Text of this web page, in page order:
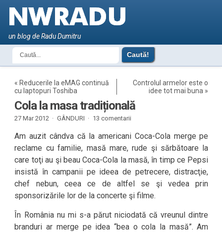
un blog de Radu Dumitru
« Reducerile la eMAG continuă
cu laptopuri Toshiba
Controlul armelor este o
idee tot mai buna »
Cola la masa tradițională
27 Mar 2012 · GÂNDURI · 13 comentarii
Am auzit cândva că la americani Coca-Cola merge pe
reclame cu familie, masă mare, rude şi sărbătoare la
care toţi au şi beau Coca-Cola la masă, în timp ce Pepsi
insistă în campanii pe ideea de petrecere, distracţie,
chef nebun, ceea ce de altfel se şi vedea prin
sponsorizările lor de la concerte şi filme.
În România nu mi s-a părut niciodată că vreunul dintre
branduri ar merge pe idea “bea o cola la masă”. Am